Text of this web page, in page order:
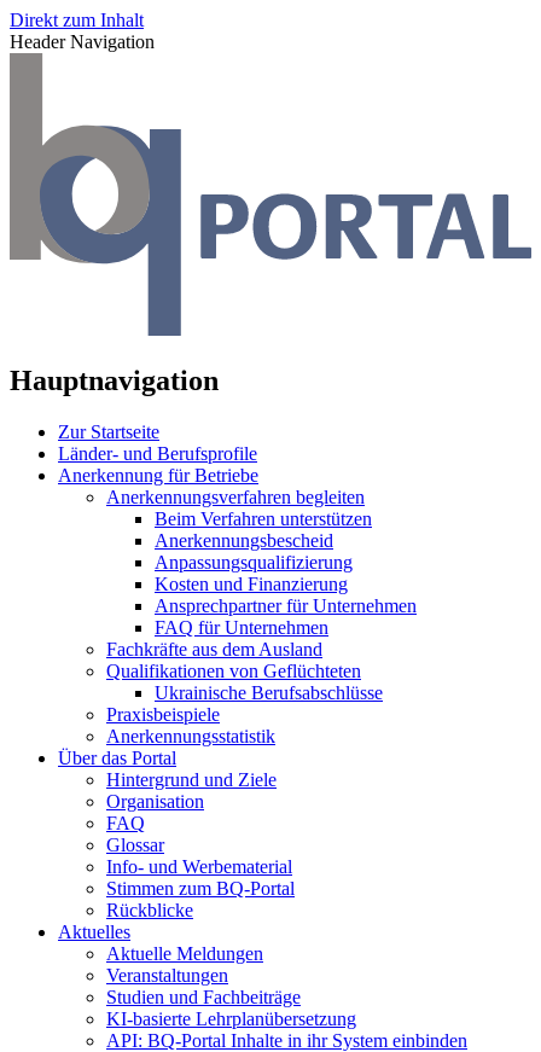
Direkt zum Inhalt
Header Navigation
Hauptnavigation
Zur Startseite
Länder- und Berufsprofile
Anerkennung für Betriebe
Anerkennungsverfahren begleiten
Beim Verfahren unterstützen
Anerkennungsbescheid
Anpassungsqualifizierung
Kosten und Finanzierung
Ansprechpartner für Unternehmen
FAQ für Unternehmen
Fachkräfte aus dem Ausland
Qualifikationen von Geflüchteten
Ukrainische Berufsabschlüsse
Praxisbeispiele
Anerkennungsstatistik
Über das Portal
Hintergrund und Ziele
Organisation
FAQ
Glossar
Info- und Werbematerial
Stimmen zum BQ-Portal
Rückblicke
Aktuelles
Aktuelle Meldungen
Veranstaltungen
Studien und Fachbeiträge
KI-basierte Lehrplanübersetzung
API: BQ-Portal Inhalte in ihr System einbinden